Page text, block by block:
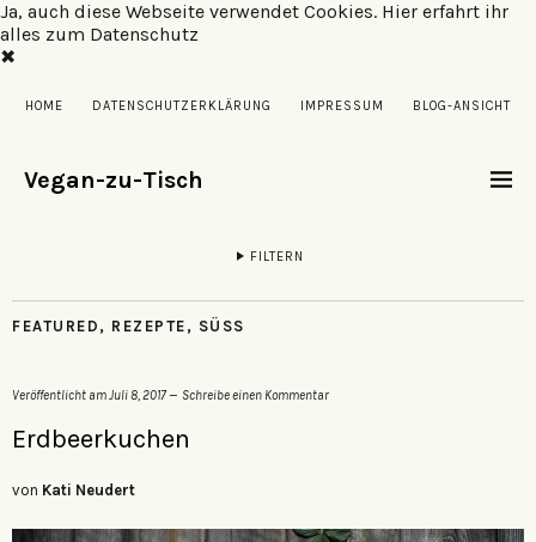
Ja, auch diese Webseite verwendet Cookies. Hier erfahrt ihr
alles zum Datenschutz
✖
HOME DATENSCHUTZERKLÄRUNG IMPRESSUM BLOG-ANSICHT
Vegan-zu-Tisch
FILTERN
FEATURED , REZEPTE , SÜSS
Veröffentlicht amJuli 8, 2017 Schreibe einen Kommentar
Erdbeerkuchen
von Kati Neudert